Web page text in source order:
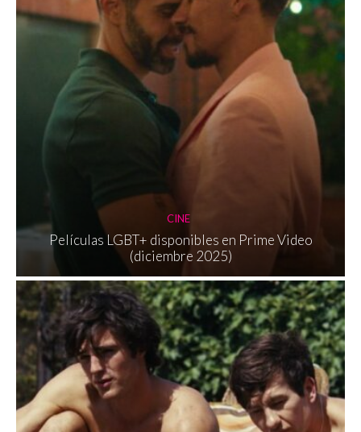
CINE
Películas LGBT+ disponibles en Prime Video
(diciembre 2025)